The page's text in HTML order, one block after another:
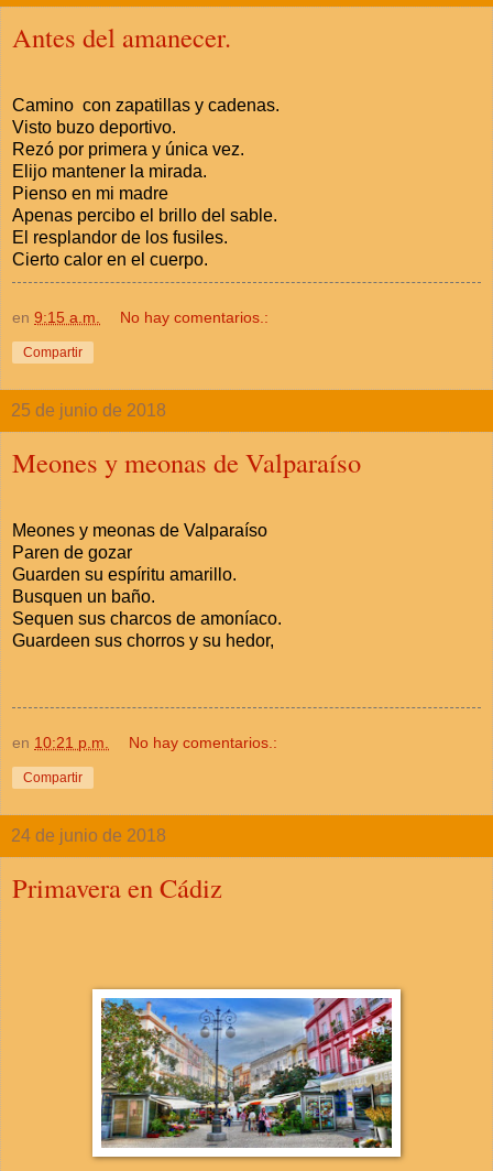
Antes del amanecer.
Camino con zapatillas y cadenas.
Visto buzo deportivo.
Rezó por primera y única vez.
Elijo mantener la mirada.
Pienso en mi madre
Apenas percibo el brillo del sable.
El resplandor de los fusiles.
Cierto calor en el cuerpo.
en 9:15 a.m. No hay comentarios.:
Compartir
25 de junio de 2018
Meones y meonas de Valparaíso
Meones y meonas de Valparaíso
Paren de gozar
Guarden su espíritu amarillo.
Busquen un baño.
Sequen sus charcos de amoníaco.
Guardeen sus chorros y su hedor,
en 10:21 p.m. No hay comentarios.:
Compartir
24 de junio de 2018
Primavera en Cádiz